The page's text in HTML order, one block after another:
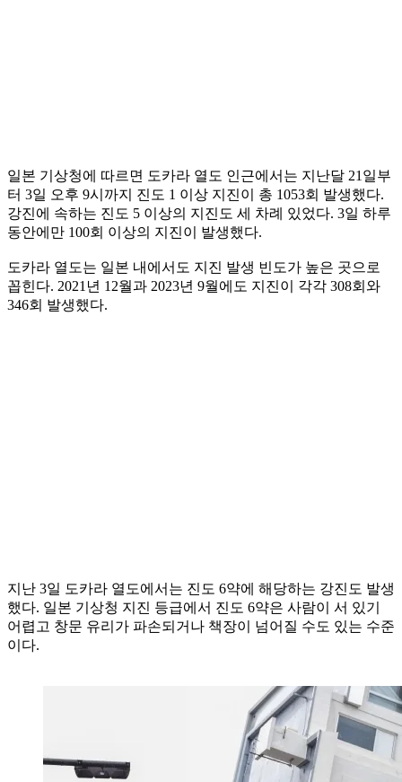
일본 기상청에 따르면 도카라 열도 인근에서는 지난달 21일부
터 3일 오후 9시까지 진도 1 이상 지진이 총 1053회 발생했다.
강진에 속하는 진도 5 이상의 지진도 세 차례 있었다. 3일 하루
동안에만 100회 이상의 지진이 발생했다.
도카라 열도는 일본 내에서도 지진 발생 빈도가 높은 곳으로
꼽힌다. 2021년 12월과 2023년 9월에도 지진이 각각 308회와
346회 발생했다.
지난 3일 도카라 열도에서는 진도 6약에 해당하는 강진도 발생
했다. 일본 기상청 지진 등급에서 진도 6약은 사람이 서 있기
어렵고 창문 유리가 파손되거나 책장이 넘어질 수도 있는 수준
이다.